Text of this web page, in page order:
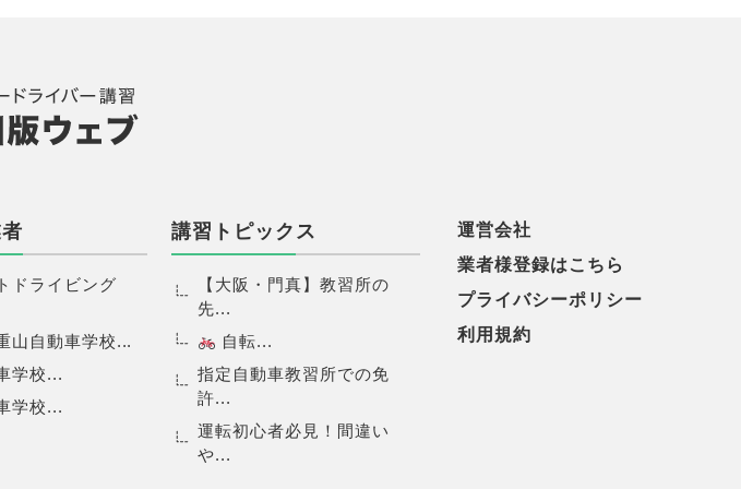
ドライビング
山自動車学校...
学校...
学校...
講習トピックス
【大阪・門真】教習所の
先...
自転...
指定自動車教習所での免
許...
運転初心者必見！間違い
や...
運営会社
業者様登録はこちら
プライバシーポリシー
利用規約